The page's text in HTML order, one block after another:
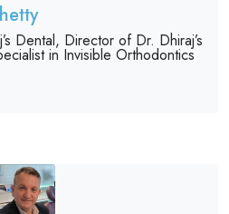
Dental, Director of Dr. Dhiraj’s
in Invisible Orthodontics